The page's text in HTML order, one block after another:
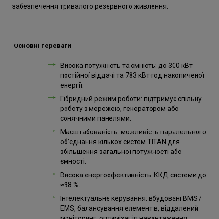
забезпечення тривалого резервного живлення.
Основні переваги
Висока потужність та ємність: до 300 кВт
постійної віддачі та 783 кВт·год накопиченої
енергії.
Гібридний режим роботи: підтримує спільну
роботу з мережею, генератором або
сонячними панелями.
Масштабованість: можливість паралельного
об’єднання кількох систем TITAN для
збільшення загальної потужності або
ємності.
Висока енергоефективність: ККД системи до
≈98 %.
Інтелектуальне керування: вбудовані BMS /
EMS, балансування елементів, віддалений